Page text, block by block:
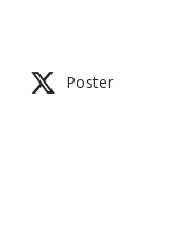
Poster